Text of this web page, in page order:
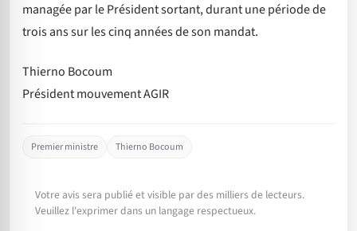
managée par le Président sortant, durant une période de
trois ans sur les cinq années de son mandat.
Thierno Bocoum
Président mouvement AGIR
Premier ministre Thierno Bocoum
Votre avis sera publié et visible par des milliers de lecteurs.
Veuillez l'exprimer dans un langage respectueux.